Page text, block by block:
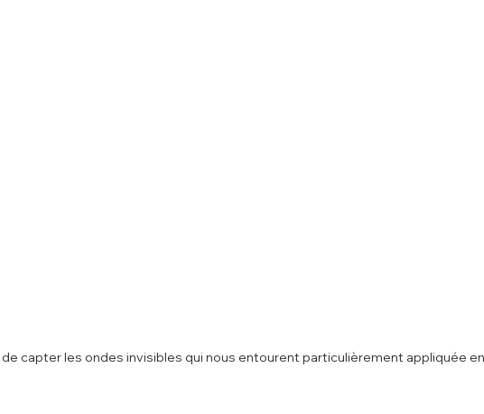
capter les ondes invisibles qui nous entourent particulièrement appliquée